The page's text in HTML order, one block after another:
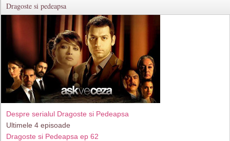
Dragoste si pedeapsa
Despre serialul Dragoste si Pedeapsa
Ultimele 4 episoade
Dragoste si Pedeapsa ep 62